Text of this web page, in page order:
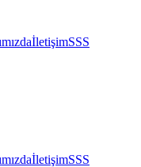
İletişimSSS
İletişimSSS